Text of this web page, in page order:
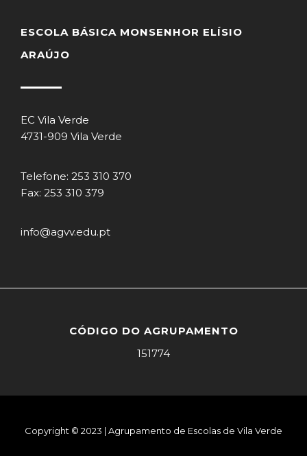
ESCOLA BÁSICA MONSENHOR ELÍSIO
ARAÚJO
EC Vila Verde
4731-909 Vila Verde
Telefone: 253 310 370
Fax: 253 310 379
info@agvv.edu.pt
CÓDIGO DO AGRUPAMENTO
151774
Copyright © 2023 | Agrupamento de Escolas de Vila Verde